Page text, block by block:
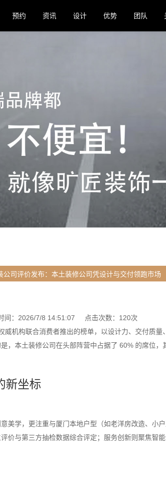
预约 资讯 设计 优势 团队
公司评价发布：本土装修公司凭设计与交付领跑市场
间：2026/7/8 14:51:07 点击次数：120次
机构联合消费者推出的榜单，以设计力、交付质
，本土装修公司在头部阵营中占据了 60% 的席位
新坐标
美学，更注重与厦门本地户型（如老洋房改造、小
价与第三方抽检数据综合评定；服务创新则聚焦智